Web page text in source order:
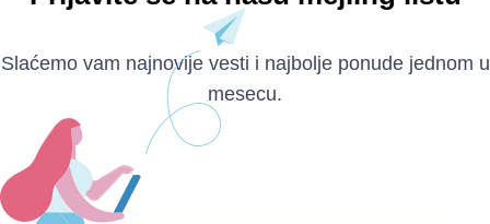
Slaćemo vam najnovije vesti i najbolje ponude jednom u
mesecu.